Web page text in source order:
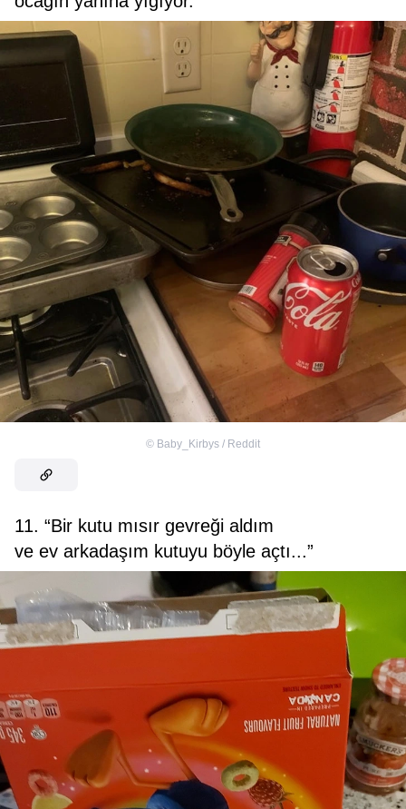
© Baby_Kirbys / Reddit
11. “Bir kutu mısır gevreği aldım
ve ev arkadaşım kutuyu böyle açtı...”